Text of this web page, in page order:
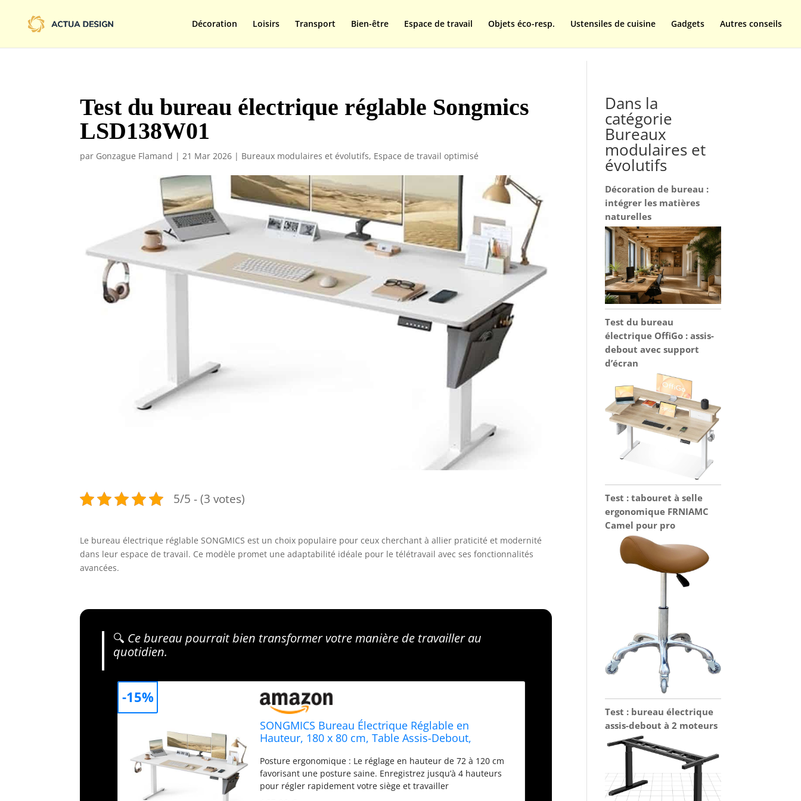
Décoration
Loisirs Transport Bien-être Espace de travail Objets éco-resp. Ustensiles de cuisine Gadgets Autres conseils
Test du bureau électrique réglable Songmics
LSD138W01
par Gonzague Flamand |21 Mar 2026 | Bureaux modulaires et évolutifs, Espace de travail optimisé
5/5 - (3 votes)
Le bureau électrique réglable SONGMICS est un choix populaire pour ceux cherchant à allier praticité et modernité
dans leur espace de travail. Ce modèle promet une adaptabilité idéale pour le télétravail avec ses fonctionnalités
avancées.
🔍 Ce bureau pourrait bien transformer votre manière de travailler au
quotidien.
SONGMICS Bureau Électrique Réglable en
Hauteur, 180 x 80 cm, Table Assis-Debout,
Télétravail, Blanc Nuage LSD138W01
Posture ergonomique : Le réglage en hauteur de 72 à 120 cm
favorisant une posture saine. Enregistrez jusqu’à 4 hauteurs
pour régler rapidement votre siège et travailler
-15%
Dans la
catégorie
Bureaux
modulaires et
évolutifs
Décoration de bureau :
intégrer les matières
naturelles
Test du bureau
électrique OffiGo : assis-
debout avec support
d’écran
Test : tabouret à selle
ergonomique FRNIAMC
Camel pour pro
Test : bureau électrique
assis-debout à 2 moteurs